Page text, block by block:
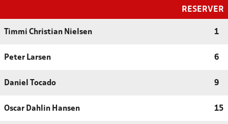
RESERVER
Timmi Christian Nielsen 1
Peter Larsen 6
Daniel Tocado 9
Oscar Dahlin Hansen 15